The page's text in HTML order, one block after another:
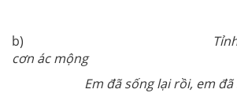
b)
cơn ác mộng
Em đã sống lại rồi, em đã